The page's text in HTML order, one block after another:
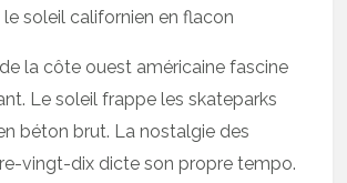
de la côte ouest américaine fascine
Le soleil frappe les skateparks
béton brut. La nostalgie des
vingt-dix dicte son propre tempo.